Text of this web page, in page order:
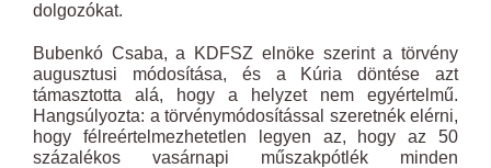
dolgozókat.
Bubenkó Csaba, a KDFSZ elnöke szerint a törvény
augusztusi módosítása, és a Kúria döntése azt
támasztotta alá, hogy a helyzet nem egyértelmű.
Hangsúlyozta: a törvénymódosítással szeretnék elérni,
hogy félreértelmezhetetlen legyen az, hogy az 50
százalékos vasárnapi műszakpótlék minden